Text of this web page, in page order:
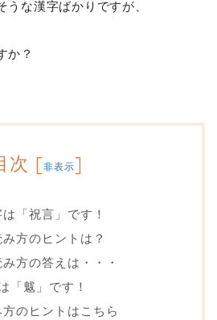
うな漢字ばかりですが、
か？
次 [非表示]
「祝言」です！
み方のヒントは？
み方の答えは・・・
「魃」です！
方のヒントはこちら